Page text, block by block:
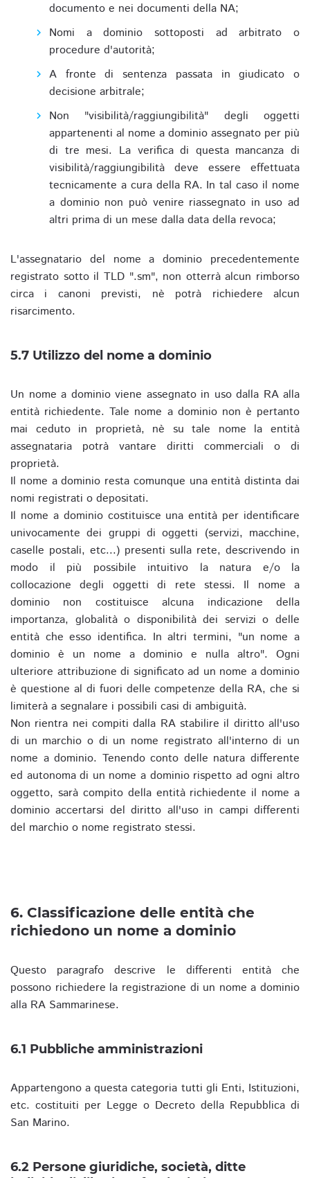
documento e nei documenti della NA;
Nomi a dominio sottoposti ad arbitrato o
procedure d'autorità;
A fronte di sentenza passata in giudicato o
decisione arbitrale;
Non "visibilità/raggiungibilità" degli oggetti
appartenenti al nome a dominio assegnato per più
di tre mesi. La verifica di questa mancanza di
visibilità/raggiungibilità deve essere effettuata
tecnicamente a cura della RA. In tal caso il nome
a dominio non può venire riassegnato in uso ad
altri prima di un mese dalla data della revoca;
L'assegnatario del nome a dominio precedentemente
registrato sotto il TLD ".sm", non otterrà alcun rimborso
circa i canoni previsti, nè potrà richiedere alcun
risarcimento.
5.7 Utilizzo del nome a dominio
Un nome a dominio viene assegnato in uso dalla RA alla
entità richiedente. Tale nome a dominio non è pertanto
mai ceduto in proprietà, nè su tale nome la entità
assegnataria potrà vantare diritti commerciali o di
proprietà.
Il nome a dominio resta comunque una entità distinta dai
nomi registrati o depositati.
Il nome a dominio costituisce una entità per identificare
univocamente dei gruppi di oggetti (servizi, macchine,
caselle postali, etc...) presenti sulla rete, descrivendo in
modo il più possibile intuitivo la natura e/o la
collocazione degli oggetti di rete stessi. Il nome a
dominio non costituisce alcuna indicazione della
importanza, globalità o disponibilità dei servizi o delle
entità che esso identifica. In altri termini, "un nome a
dominio è un nome a dominio e nulla altro". Ogni
ulteriore attribuzione di significato ad un nome a dominio
è questione al di fuori delle competenze della RA, che si
limiterà a segnalare i possibili casi di ambiguità.
Non rientra nei compiti dalla RA stabilire il diritto all'uso
di un marchio o di un nome registrato all'interno di un
nome a dominio. Tenendo conto delle natura differente
ed autonoma di un nome a dominio rispetto ad ogni altro
oggetto, sarà compito della entità richiedente il nome a
dominio accertarsi del diritto all'uso in campi differenti
del marchio o nome registrato stessi.
6. Classificazione delle entità che
richiedono un nome a dominio
Questo paragrafo descrive le differenti entità che
possono richiedere la registrazione di un nome a dominio
alla RA Sammarinese.
6.1 Pubbliche amministrazioni
Appartengono a questa categoria tutti gli Enti, Istituzioni,
etc. costituiti per Legge o Decreto della Repubblica di
San Marino.
6.2 Persone giuridiche, società, ditte